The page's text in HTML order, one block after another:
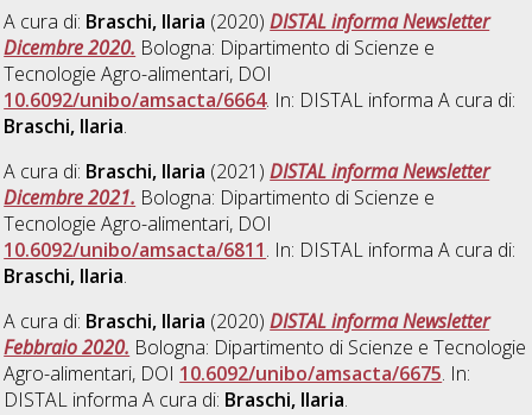
A cura di: Braschi, Ilaria (2020)DISTAL informa Newsletter
Dicembre 2020. Bologna: Dipartimento di Scienze e
Tecnologie Agro-alimentari, DOI
10.6092/unibo/amsacta/6664. In: DISTAL informa A cura di:
Braschi, Ilaria.
A cura di: Braschi, Ilaria (2021)DISTAL informa Newsletter
Dicembre 2021. Bologna: Dipartimento di Scienze e
Tecnologie Agro-alimentari, DOI
10.6092/unibo/amsacta/6811. In: DISTAL informa A cura di:
Braschi, Ilaria.
A cura di: Braschi, Ilaria (2020)DISTAL informa Newsletter
Febbraio 2020. Bologna: Dipartimento di Scienze e Tecnologie
Agro-alimentari, DOI 10.6092/unibo/amsacta/6675. In:
DISTAL informa A cura di: Braschi, Ilaria.